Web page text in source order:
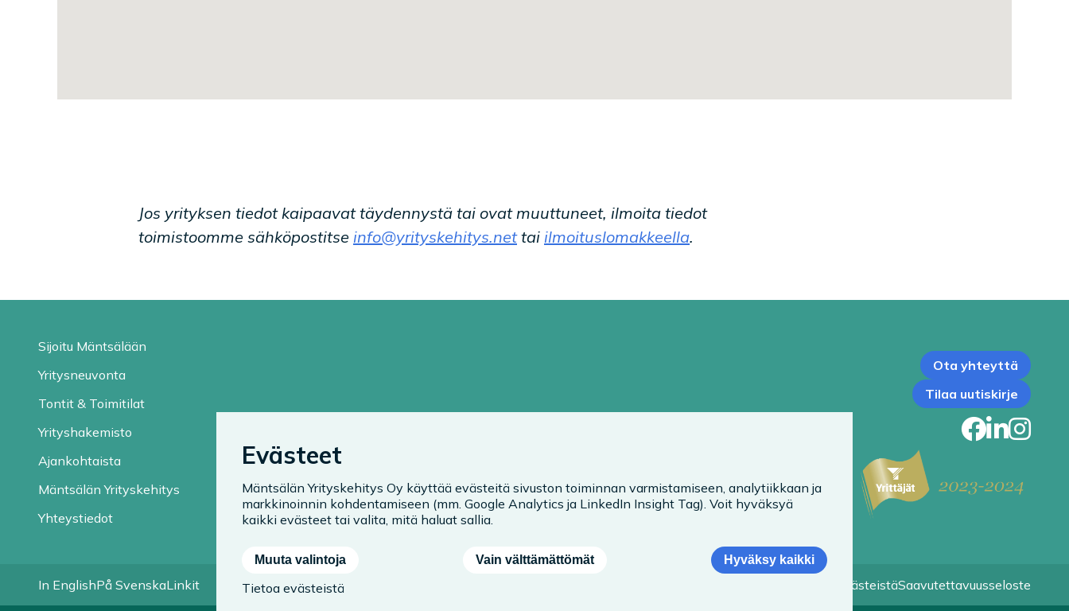
Jos yrityksen tiedot kaipaavat täydennystä tai ovat muuttuneet, ilmoita tiedot
toimistoomme sähköpostitse info@yrityskehitys.nettai ilmoituslomakkeella.
Sijoitu Mäntsälään
Yritysneuvonta
Tontit & Toimitilat
Yrityshakemisto
Ajankohtaista
Mäntsälän Yrityskehitys
Yhteystiedot
Ota yhteyttä
Tilaa uutiskirje
In EnglishPå SvenskaLinkit Tietoa evästeistäSaavutettavuusseloste
Evästeet
Mäntsälän Yrityskehitys Oy käyttää evästeitä sivuston toiminnan varmistamiseen, analytiikkaan ja
markkinoinnin kohdentamiseen (mm. Google Analytics ja LinkedIn Insight Tag). Voit hyväksyä
kaikki evästeet tai valita, mitä haluat sallia.
Muuta valintoja Vain välttämättömät Hyväksy kaikki
Tietoa evästeistä